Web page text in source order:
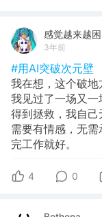
感觉越来越困
3年前
#用AI突破次元壁
我在想，这个破地
我见过了一场又
得到拯救，我自
需要有情感，无
完工作就好。
4 0